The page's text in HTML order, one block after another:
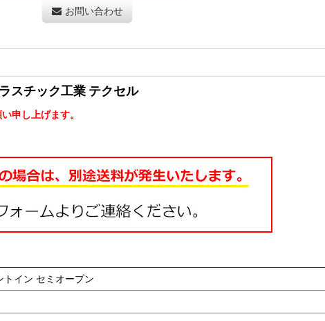
お問い合わせ
スチック工業 テクセル
申し上げます。
トイン セミオープン